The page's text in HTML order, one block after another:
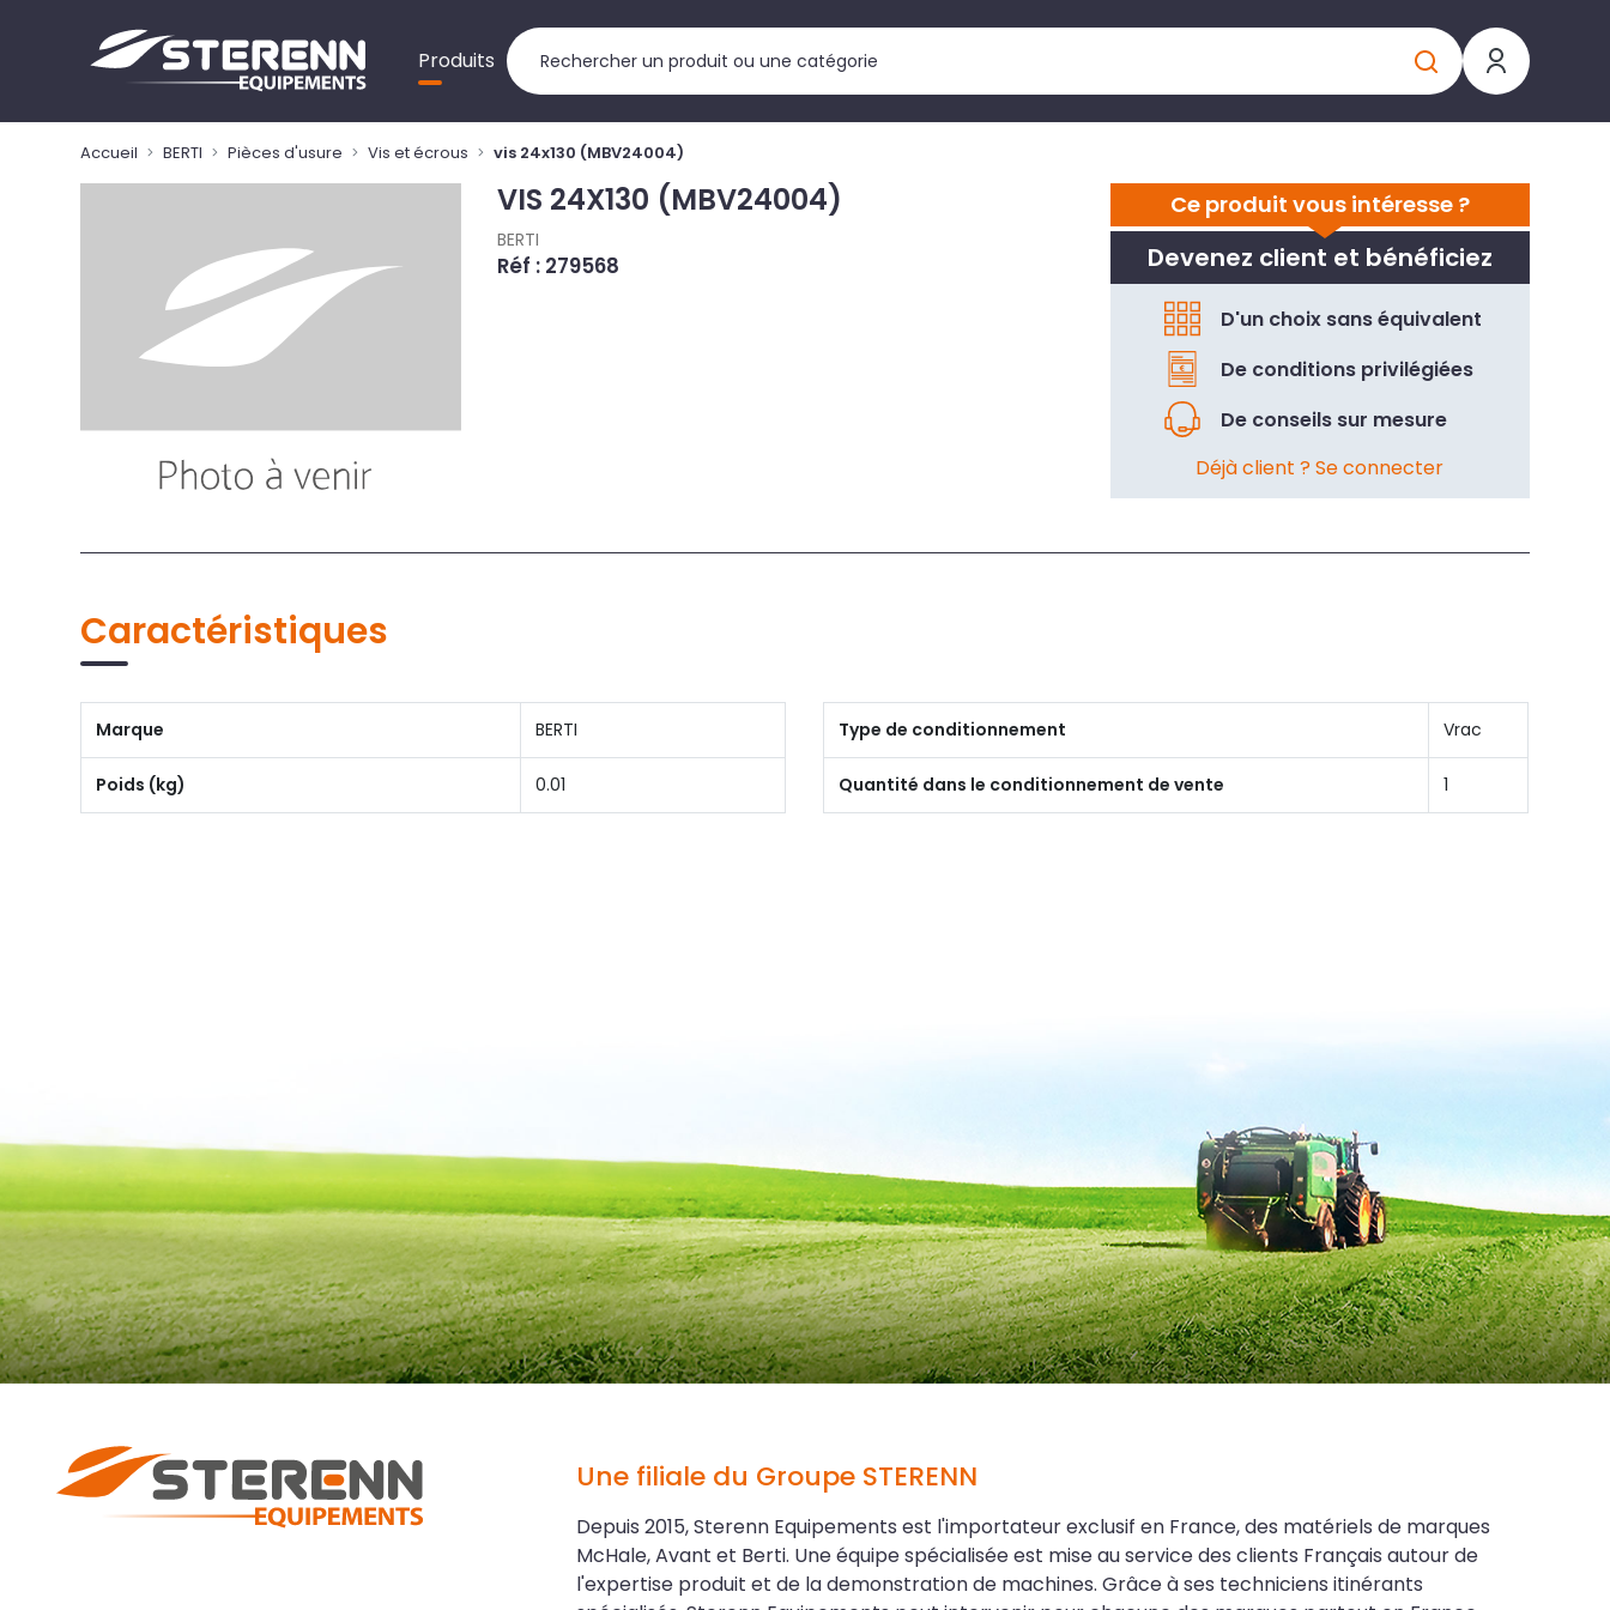
Produits
Accueil BERTI Pièces d'usure Vis et écrous vis 24x130 (MBV24004)
Ce produit vous intéresse ?
Devenez client et bénéficiez
D'un choix sans équivalent
De conditions privilégiées
De conseils sur mesure
Déjà client ? Se connecter
VIS 24X130 (MBV24004)
BERTI
Réf : 279568
Caractéristiques
Marque BERTI
Poids (kg) 0.01
Type de conditionnement Vrac
Quantité dans le conditionnement de vente 1
Une filiale du Groupe STERENN
Depuis 2015, Sterenn Equipements est l'importateur exclusif en France, des matériels de marques
McHale, Avant et Berti. Une équipe spécialisée est mise au service des clients Français autour de
l'expertise produit et de la demonstration de machines. Grâce à ses techniciens itinérants